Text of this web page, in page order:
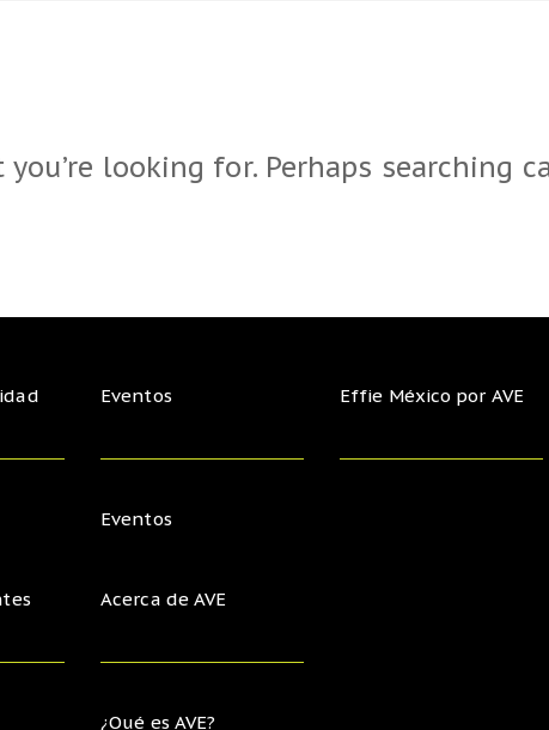
looking for. Perhaps searching
Eventos
Eventos
Acerca de AVE
¿Qué es AVE?
Effie México por AVE